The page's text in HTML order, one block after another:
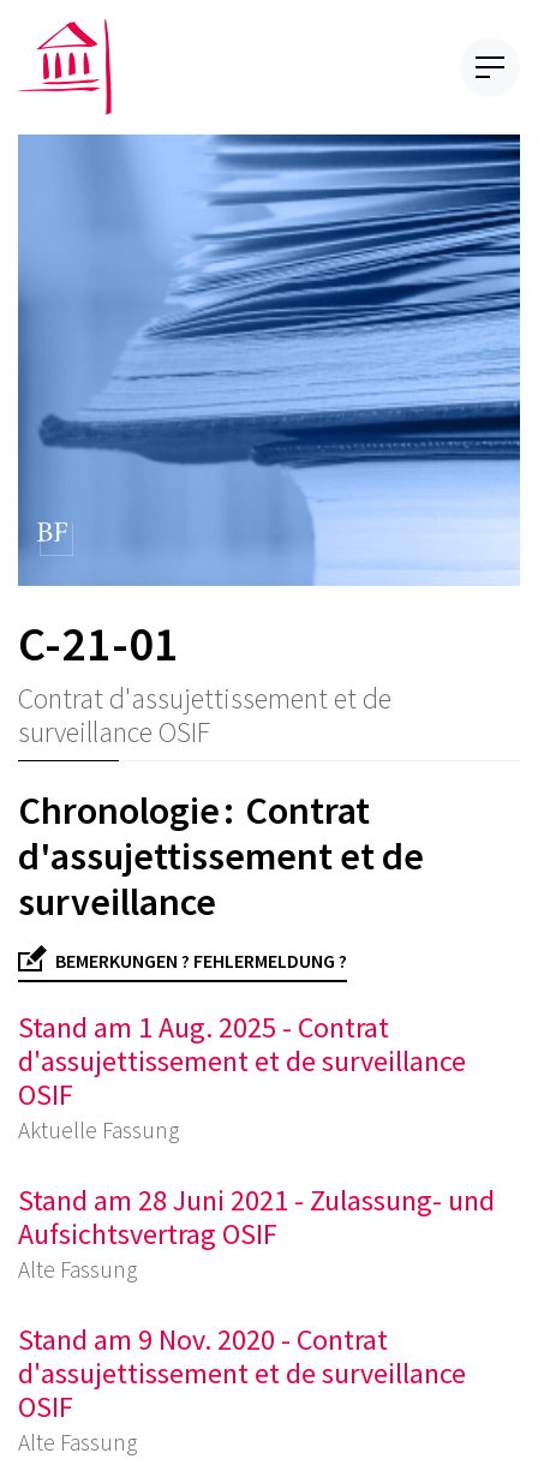
C-21-01
Contrat d'assujettissement et de
surveillance OSIF
Chronologie : Contrat
d'assujettissement et de
surveillance
BEMERKUNGEN ? FEHLERMELDUNG ?
Stand am 1 Aug. 2025 - Contrat
d'assujettissement et de surveillance
OSIF
Aktuelle Fassung
Stand am 28 Juni 2021 - Zulassung- und
Aufsichtsvertrag OSIF
Alte Fassung
Stand am 9 Nov. 2020 - Contrat
d'assujettissement et de surveillance
OSIF
Alte Fassung